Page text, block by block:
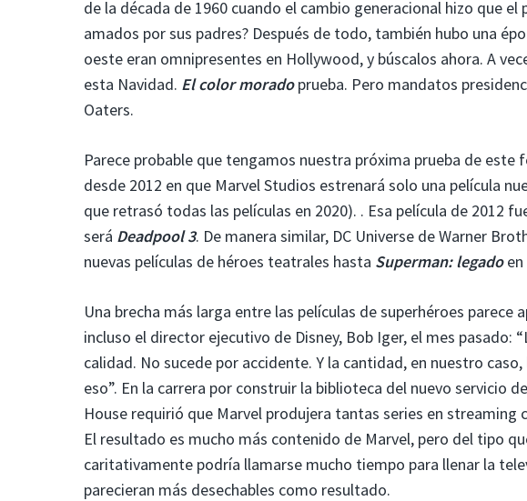
de la década de 1960 cuando el cambio generacional hizo que
amados por sus padres? Después de todo, también hubo una
oeste eran omnipresentes en Hollywood, y búscalos ahora. A
esta Navidad. El color moradoprueba. Pero mandatos
Oaters.
Parece probable que tengamos nuestra próxima prueba de este
desde 2012 en que Marvel Studios estrenará solo una película
que retrasó todas las películas en 2020). . Esa película de 2012
será Deadpool 3. De manera similar, DC Universe de Warner
nuevas películas de héroes teatrales hasta Superman: legado
Una brecha más larga entre las películas de superhéroes
incluso el director ejecutivo de Disney, Bob Iger, el mes pasado:
calidad. No sucede por accidente. Y la cantidad, en nuestro
eso”. En la carrera por construir la biblioteca del nuevo servicio
House requirió que Marvel produjera tantas series en
El resultado es mucho más contenido de Marvel, pero del tipo
caritativamente podría llamarse mucho tiempo para llenar la
parecieran más desechables como resultado.